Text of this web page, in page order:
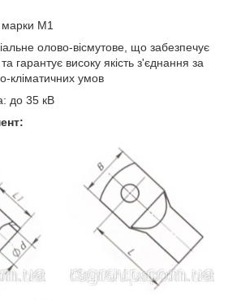
марки М1
олово-вісмутове, що забезпечує
та гарантує високу якість з'єднання за
кліматичних умов
до 35 кВ